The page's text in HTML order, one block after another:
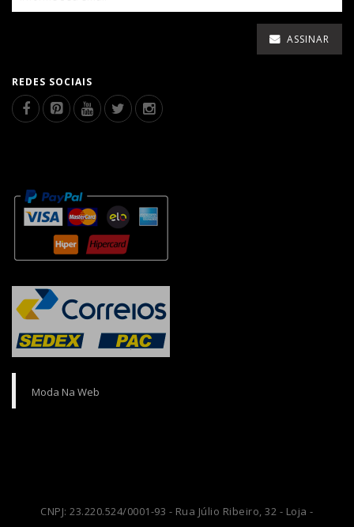
ASSINAR
REDES SOCIAIS
Moda Na Web
CNPJ: 23.220.524/0001-93 - Rua Júlio Ribeiro, 32 - Loja -